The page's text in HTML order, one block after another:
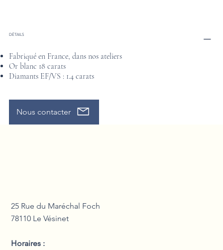
Nous contacter
DÉTAILS
Fabriqué en France, dans nos ateliers
Or blanc 18 carats
Diamants EF/VS : 1.4 carats
25 Rue du Maréchal Foch
78110 Le Vésinet
Horaires :